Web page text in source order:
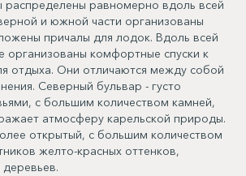
распределены равномерно вдоль всей
и южной части организованы
причалы для лодок. Вдоль всей
организованы комфортные спуски к
отдыха. Они отличаются между собой
Северный бульвар - густо
с большим количеством камней,
атмосферу карельской природы.
открытый, с большим количеством
желто-красных оттенков,
деревьев.